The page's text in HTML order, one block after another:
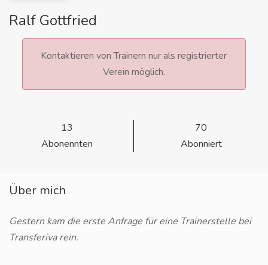
Ralf Gottfried
Kontaktieren von Trainern nur als registrierter
Verein möglich.
13
Abonennten
70
Abonniert
Über mich
Gestern kam die erste Anfrage für eine Trainerstelle bei
Transferiva rein.